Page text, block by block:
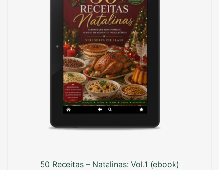
50 Receitas – Natalinas: Vol.1 (ebook)